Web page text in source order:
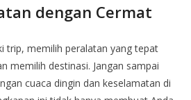
dengan Cermat
trip, memilih peralatan yang tepat
memilih destinasi. Jangan sampai
cuaca dingin dan keselamatan di